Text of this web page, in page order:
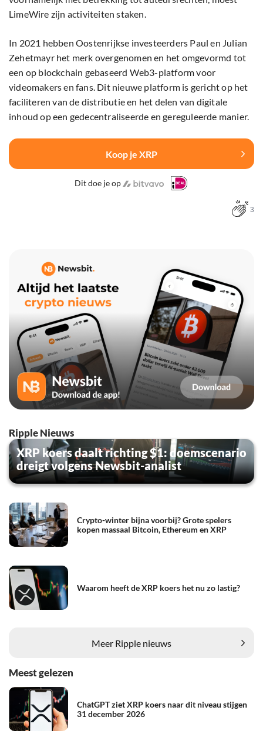
LimeWire zijn activiteiten staken.
In 2021 hebben Oostenrijkse investeerders Paul en Julian
Zehetmayr het merk overgenomen en het omgevormd tot
een op blockchain gebaseerd Web3-platform voor
videomakers en fans. Dit nieuwe platform is gericht op het
faciliteren van de distributie en het delen van digitale
inhoud op een gedecentraliseerde en gereguleerde manier.
Koop je XRP
Dit doe je op
3
Ripple Nieuws
XRP koers daalt richting $1: doemscenario
dreigt volgens Newsbit-analist
Crypto-winter bijna voorbij? Grote spelers
kopen massaal Bitcoin, Ethereum en XRP
Waarom heeft de XRP koers het nu zo lastig?
Meer Ripple nieuws
Meest gelezen
ChatGPT ziet XRP koers naar dit niveau stijgen
31 december 2026